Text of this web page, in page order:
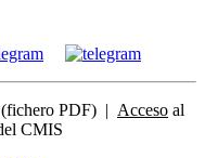
(fichero PDF) | Acceso al
CMIS